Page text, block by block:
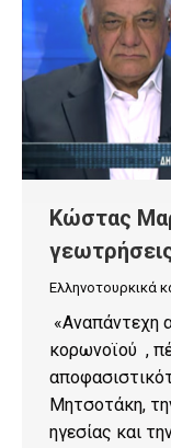
Kώστας
Ελληνοτουρκικά
«Αναπάντεχη
κορωνοϊού ,
Μητσοτάκη,
ηγεσίας και